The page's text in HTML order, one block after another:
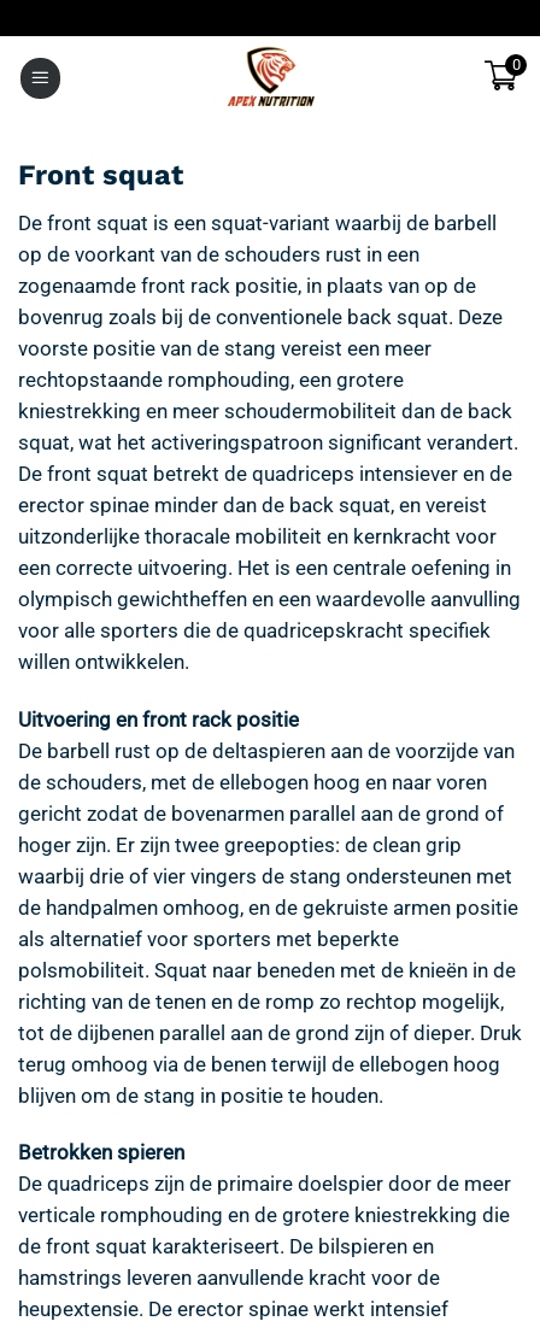
inhoud
0
Front squat
De front squat is een squat-variant waarbij de barbell
op de voorkant van de schouders rust in een
zogenaamde front rack positie, in plaats van op de
bovenrug zoals bij de conventionele back squat. Deze
voorste positie van de stang vereist een meer
rechtopstaande romphouding, een grotere
kniestrekking en meer schoudermobiliteit dan de back
squat, wat het activeringspatroon significant verandert.
De front squat betrekt de quadriceps intensiever en de
erector spinae minder dan de back squat, en vereist
uitzonderlijke thoracale mobiliteit en kernkracht voor
een correcte uitvoering. Het is een centrale oefening in
olympisch gewichtheffen en een waardevolle aanvulling
voor alle sporters die de quadricepskracht specifiek
willen ontwikkelen.
Uitvoering en front rack positie
De barbell rust op de deltaspieren aan de voorzijde van
de schouders, met de ellebogen hoog en naar voren
gericht zodat de bovenarmen parallel aan de grond of
hoger zijn. Er zijn twee greepopties: de clean grip
waarbij drie of vier vingers de stang ondersteunen met
de handpalmen omhoog, en de gekruiste armen positie
als alternatief voor sporters met beperkte
polsmobiliteit. Squat naar beneden met de knieën in de
richting van de tenen en de romp zo rechtop mogelijk,
tot de dijbenen parallel aan de grond zijn of dieper. Druk
terug omhoog via de benen terwijl de ellebogen hoog
blijven om de stang in positie te houden.
Betrokken spieren
De quadriceps zijn de primaire doelspier door de meer
verticale romphouding en de grotere kniestrekking die
de front squat karakteriseert. De bilspieren en
hamstrings leveren aanvullende kracht voor de
heupextensie. De erector spinae werkt intensief